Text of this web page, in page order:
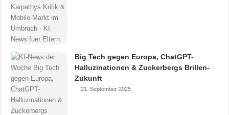
Big Tech gegen Europa, ChatGPT-
Halluzinationen & Zuckerbergs Brillen-
Zukunft
21. September 2025